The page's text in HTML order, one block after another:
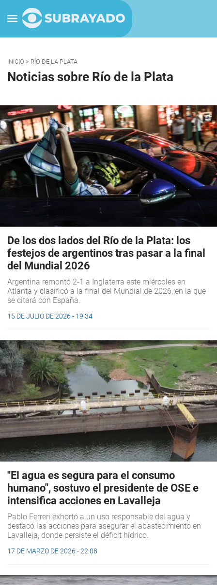
INICIO > RÍO DE LA PLATA
Noticias sobre Río de la Plata
De los dos lados del Río de la Plata: los
festejos de argentinos tras pasar a la final
del Mundial 2026
Argentina remontó 2-1 a Inglaterra este miércoles en
Atlanta y clasificó a la final del Mundial de 2026, en la que
se citará con España.
15 DE JULIO DE 2026 - 19:34
"El agua es segura para el consumo
humano", sostuvo el presidente de OSE e
intensifica acciones en Lavalleja
Pablo Ferreri exhortó a un uso responsable del agua y
destacó las acciones para asegurar el abastecimiento en
Lavalleja, donde persiste el déficit hídrico.
17 DE MARZO DE 2026 - 22:08